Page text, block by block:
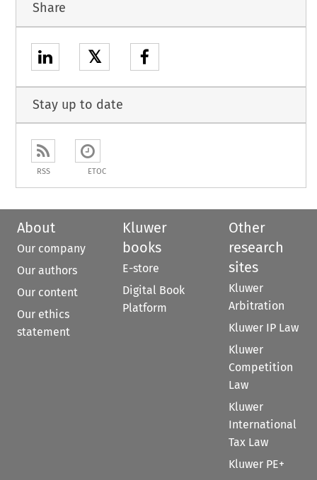
Share
𝕏
Stay up to date
RSS ETOC
About
Our company
Our authors
Our content
Our ethics
statement
Kluwer
books
E-store
Digital Book
Platform
Other
research
sites
Kluwer
Arbitration
Kluwer IP Law
Kluwer
Competition
Law
Kluwer
International
Tax Law
Kluwer PE+